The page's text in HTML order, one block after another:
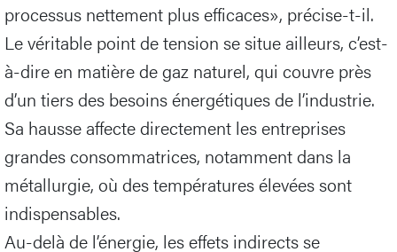
processus nettement plus efficaces», précise-t-il.
Le véritable point de tension se situe ailleurs, c’est-
à-dire en matière de gaz naturel, qui couvre près
d’un tiers des besoins énergétiques de l’industrie.
Sa hausse affecte directement les entreprises
grandes consommatrices, notamment dans la
métallurgie, où des températures élevées sont
indispensables.
Au-delà de l’énergie, les effets indirects se